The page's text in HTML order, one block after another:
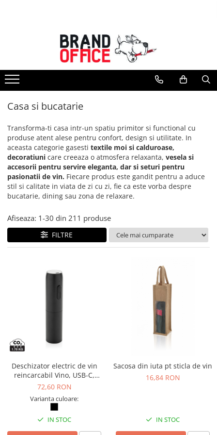
Unitate Protejata - PRODUCTIE
Hartie copiator si produse
tipografice
Produse consumabile din hartie
Detergenti si dezinfectanti
Saci menajeri (Unitate Protejata)
Agende, calendare si organizatoare
Agende personalizabile
Organizatoare business
Birotica si papetarie
Bibliorafturi, caiete mecanice,
separatoare
Capsatoare, capse si perforatoare
Dosare, folii protectie si mape
Accesorii diverse pentru birou
Pixuri de plastic
Pixuri metalice
Pixuri cu gel
Seturi de scris Premium
Instrumente de scris eco
Casa si bucatarie
Transforma-ti casa intr-un spatiu primitor si functional cu
produse atent alese pentru confort, design si utilitate. In
aceasta categorie gasesti textile moi si calduroase,
decoratiuni care creeaza o atmosfera relaxanta, vesela si
accesorii pentru servire eleganta, dar si seturi pentru
pasionatii de vin. Fiecare produs este gandit pentru a aduce
stil si calitate in viata de zi cu zi, fie ca este vorba despre
bucatarie, dining sau zona de relaxare.
Afiseaza: 1-30 din 211 produse
FILTRE
Deschizator electric de vin
reincarcabil Vino, USB-C,
design elegant
72,60 RON
Varianta culoare:
IN STOC
Sacosa din iuta pt sticla de vin
16,84 RON
IN STOC